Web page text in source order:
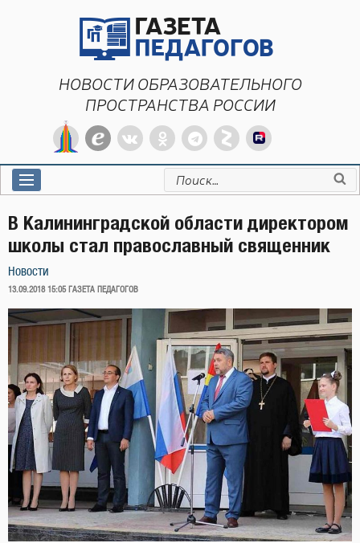
НОВОСТИ ОБРАЗОВАТЕЛЬНОГО
ПРОСТРАНСТВА РОССИИ
Искать:
В Калининградской области директором
школы стал православный священник
Новости
ОПУБЛИКОВАНО
13.09.2018 15:05 ГАЗЕТА ПЕДАГОГОВ